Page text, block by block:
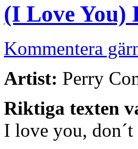
(I Love You)
Kommentera
Artist: Perry
Riktiga texten
I love you,